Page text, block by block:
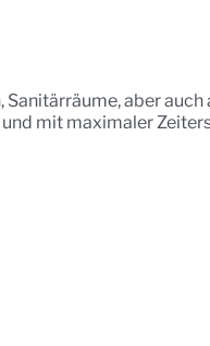
aber
mit maximaler